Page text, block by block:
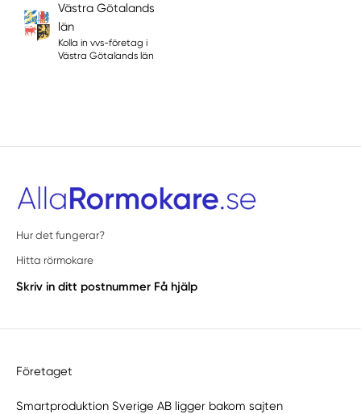
Västra Götalands
län
Kolla in vvs-företag i
Västra Götalands län
Hur det fungerar?
Hitta rörmokare
Skriv in ditt postnummer Få hjälp
Företaget
Smartproduktion Sverige AB ligger bakom sajten